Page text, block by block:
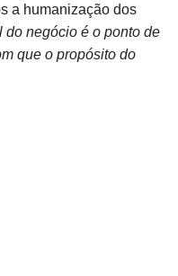
a humanização dos
do negócio é o ponto de
que o propósito do